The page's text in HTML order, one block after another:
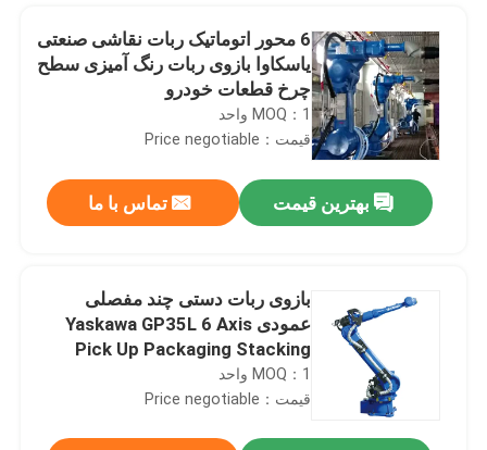
6 محور اتوماتیک ربات نقاشی صنعتی
یاسکاوا بازوی ربات رنگ آمیزی سطح
چرخ قطعات خودرو
MOQ：1 واحد
قیمت：Price negotiable
بهترین قیمت تماس با ما
بازوی ربات دستی چند مفصلی
عمودی Yaskawa GP35L 6 Axis
Pick Up Packaging Stacking
MOQ：1 واحد
قیمت：Price negotiable